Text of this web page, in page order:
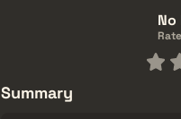
No
Summary